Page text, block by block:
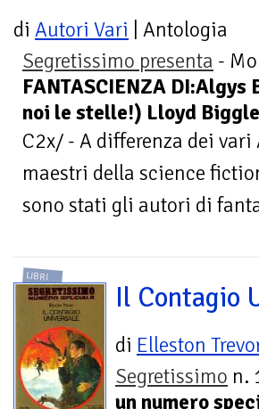
di Autori Vari | Antologia
Segretissimo presenta -
FANTASCIENZA
noi le stelle!) Lloyd
C2x/ - A differenza dei
maestri della science
sono stati gli autori di
LIBRI
Il Contagio
di Elleston
Segretissimo n.
un numero